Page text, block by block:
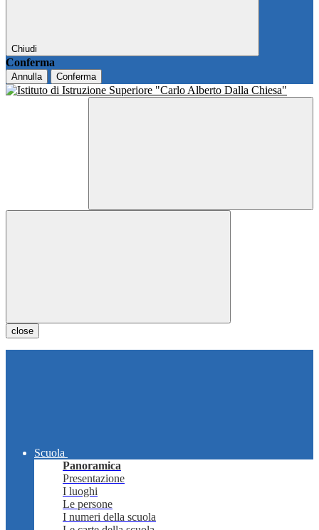
Chiudi
Conferma
Annulla Conferma
close
Scuola
Panoramica
Presentazione
I luoghi
Le persone
I numeri della scuola